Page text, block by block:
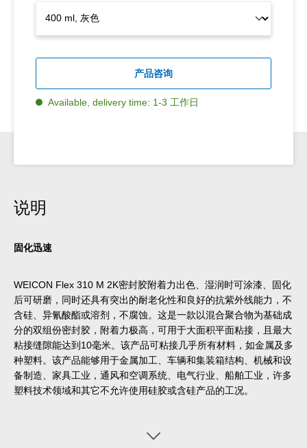
产品咨询
Available, delivery time: 1-3 工作日
说明
固化迅速
WEICON Flex 310 M 2K密封胶附着力出色、湿润时可涂漆、固化
后可研磨，同时还具有突出的耐老化性和良好的抗紫外线能力，不
含硅、异氰酸酯或溶剂，不腐蚀。这是一款以混合聚合物为基础成
分的双组份密封胶，附着力极高，可用于大面积平面粘接，且最大
粘接缝隙能达到10毫米。该产品可粘接几乎所有材料，如金属及多
种塑料。该产品能够用于金属加工、车辆和集装箱结构、机械和设
备制造、家具工业，通风和空调系统、电气行业、船舶工业，许多
塑料技术领域和其它不允许使用硅胶或含硅产品的工况。